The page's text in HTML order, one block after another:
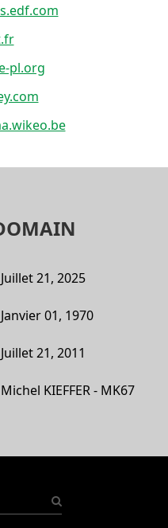
pl.org
Juillet 21, 2025
Janvier 01, 1970
Juillet 21, 2011
Michel KIEFFER - MK67